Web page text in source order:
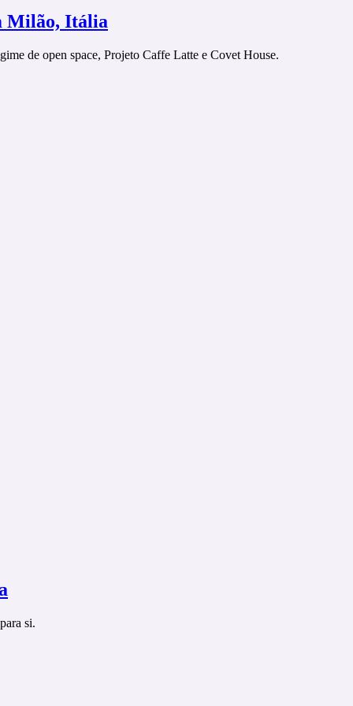
Milão, Itália
de open space, Projeto Caffe Latte e Covet House.
si.